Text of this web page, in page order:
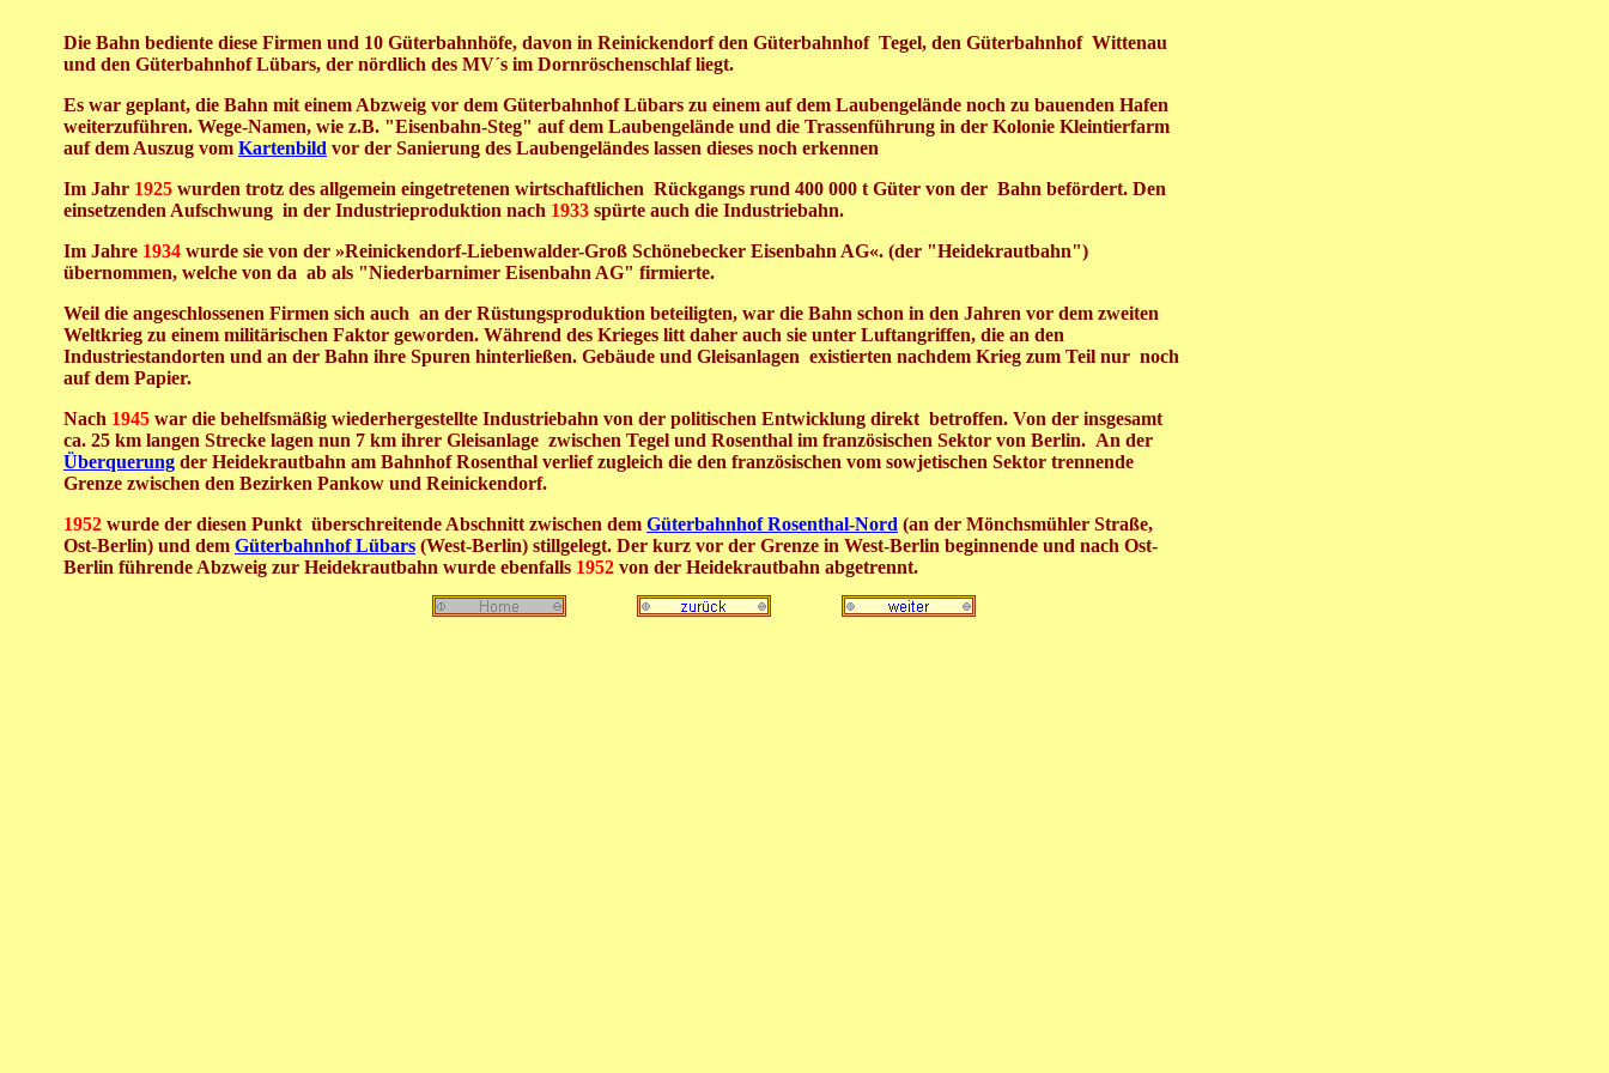
Die Bahn bediente diese Firmen und 10 Güterbahnhöfe, davon in Reinickendorf den Güterbahnhof Tegel, den Güterbahnhof Wittenau
und den GüterbahnhofLübars, der nördlich des MV´s im Dornröschenschlaf liegt.
Es war geplant, die Bahn mit einem Abzweig vor dem Güterbahnhof Lübars zu einem auf dem Laubengelände noch zu bauenden Hafen
weiterzuführen. Wege-Namen, wie z.B. "Eisenbahn-Steg" auf dem Laubengelände und die Trassenführung in der Kolonie Kleintierfarm
auf dem Auszug vom Kartenbild vor der Sanierung des Laubengeländes lassen dieses noch erkennen
Im Jahr 1925 wurden trotz des allgemein eingetretenen wirtschaftlichen Rückgangs rund 400 000 t Güter von der Bahn befördert. Den
einsetzenden Aufschwung in der Industrieproduktion nach 1933 spürte auch die Industriebahn.
Im Jahre 1934 wurde sie von der »Reinickendorf-Liebenwalder-Groß Schönebecker Eisenbahn AG«. (der "Heidekrautbahn")
übernommen, welche von da ab als "Niederbarnimer Eisenbahn AG" firmierte.
Weil die angeschlossenen Firmen sich auch an der Rüstungsproduktion beteiligten, war die Bahn schon in den Jahren vor dem zweiten
Weltkrieg zu einem militärischen Faktor geworden. Während des Krieges litt daher auch sie unter Luftangriffen, die an den
Industriestandorten und an der Bahn ihre Spuren hinterließen. Gebäude und Gleisanlagen existierten nachdem Krieg zum Teil nur noch
auf dem Papier.
Nach 1945 war die behelfsmäßig wiederhergestellte Industriebahn von der politischen Entwicklung direkt betroffen. Von der insgesamt
ca. 25 km langen Strecke lagen nun 7 km ihrer Gleisanlage zwischen Tegel und Rosenthal im französischen Sektor von Berlin. An der
Überquerung der Heidekrautbahn am Bahnhof Rosenthal verlief zugleich die den französischen vom sowjetischen Sektor trennende
Grenze zwischen den Bezirken Pankow und Reinickendorf.
1952 wurde der diesen Punkt überschreitende Abschnitt zwischen dem Güterbahnhof Rosenthal-Nord (an der Mönchsmühler Straße,
Ost-Berlin) und dem Güterbahnhof Lübars (West-Berlin) stillgelegt. Der kurz vor der Grenze in West-Berlin beginnende und nach Ost-
Berlin führende Abzweig zur Heidekrautbahn wurde ebenfalls 1952 von der Heidekrautbahn abgetrennt.